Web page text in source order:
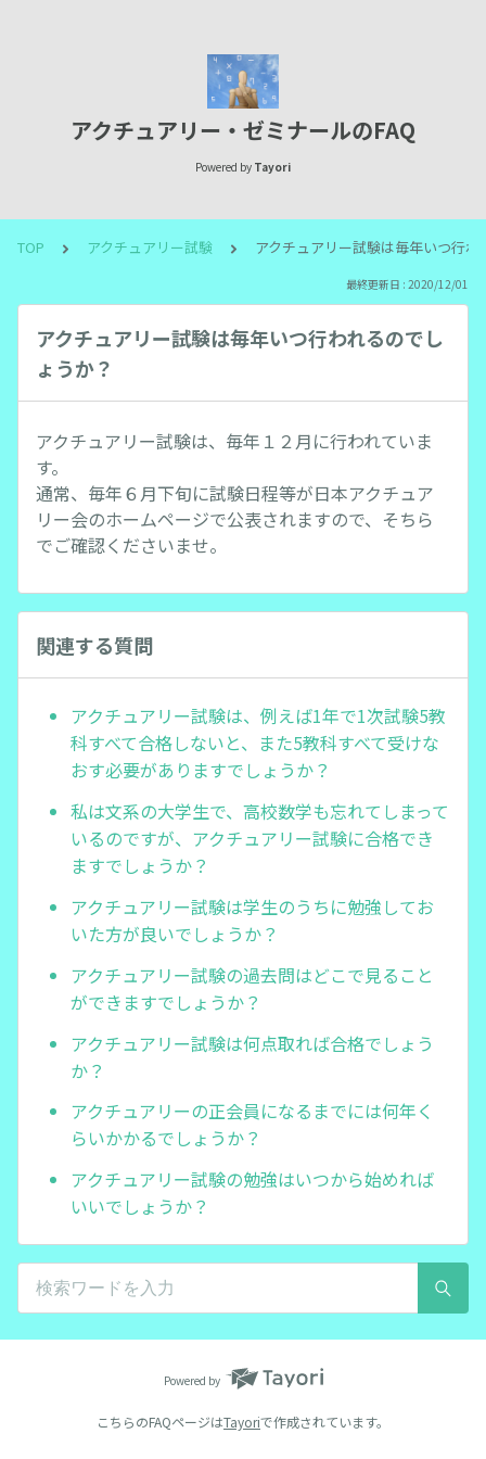
アクチュアリー・ゼミナールのFAQ
Powered by Tayori
TOP アクチュアリー試験 アクチュアリー試験は毎年いつ行わ
最終更新日 : 2020/12/01
アクチュアリー試験は毎年いつ行われるのでし
ょうか？
アクチュアリー試験は、毎年１２月に行われていま
す。
通常、毎年６月下旬に試験日程等が日本アクチュア
リー会のホームページで公表されますので、そちら
でご確認くださいませ。
関連する質問
アクチュアリー試験は、例えば1年で1次試験5教
科すべて合格しないと、また5教科すべて受けな
おす必要がありますでしょうか？
私は文系の大学生で、高校数学も忘れてしまって
いるのですが、アクチュアリー試験に合格でき
ますでしょうか？
アクチュアリー試験は学生のうちに勉強してお
いた方が良いでしょうか？
アクチュアリー試験の過去問はどこで見ること
ができますでしょうか？
アクチュアリー試験は何点取れば合格でしょう
か？
アクチュアリーの正会員になるまでには何年く
らいかかるでしょうか？
アクチュアリー試験の勉強はいつから始めれば
いいでしょうか？
Powered by
こちらのFAQページはTayoriで作成されています。